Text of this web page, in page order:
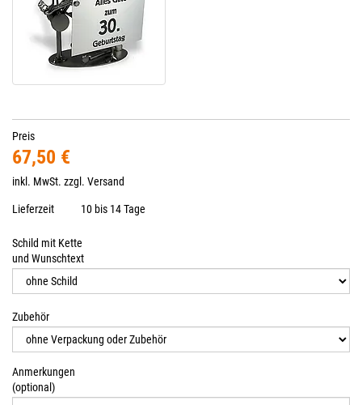
Preis
67,50 €
inkl. MwSt. zzgl. Versand
Lieferzeit 10 bis 14 Tage
Schild mit Kette
und Wunschtext
Zubehör
Anmerkungen
(optional)